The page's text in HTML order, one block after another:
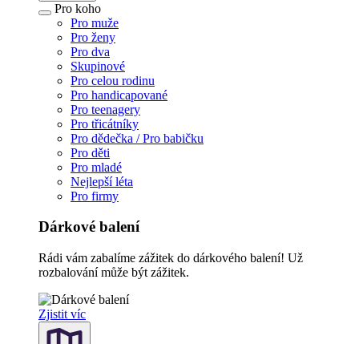
Pro koho
Pro muže
Pro ženy
Pro dva
Skupinové
Pro celou rodinu
Pro handicapované
Pro teenagery
Pro třicátníky
Pro dědečka / Pro babičku
Pro děti
Pro mladé
Nejlepší léta
Pro firmy
Dárkové balení
Rádi vám zabalíme zážitek do dárkového balení! Už
rozbalování může být zážitek.
Zjistit víc